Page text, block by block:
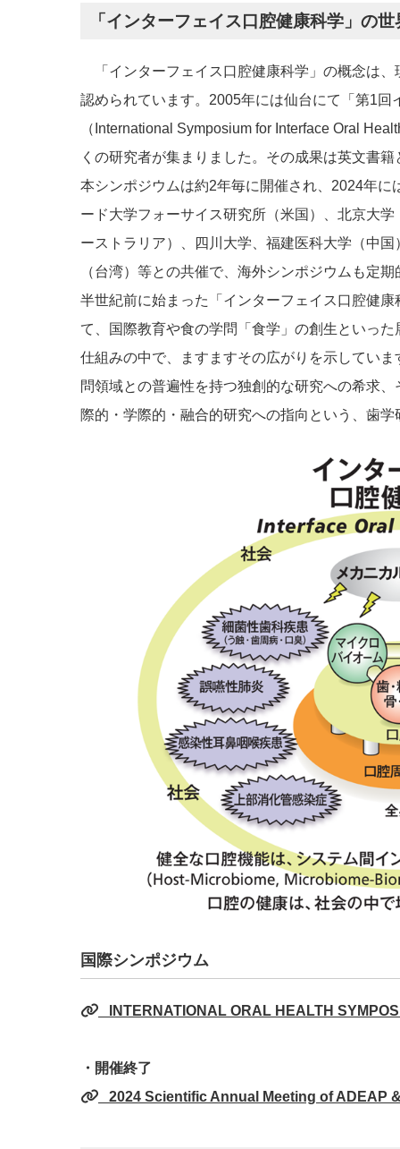
「インターフェイス口腔健康科学」の
「インターフェイス口腔健康科学」の概念は
認められています。2005年には仙台にて「第1
（International Symposium for Interface Oral
くの研究者が集まりました。その成果は英文書
本シンポジウムは約2年毎に開催され、2024年
ード大学フォーサイス研究所（米国）、北京大
ーストラリア）、四川大学、福建医科大学（中
（台湾）等との共催で、海外シンポジウムも定
半世紀前に始まった「インターフェイス口腔健
て、国際教育や食の学問「食学」の創生といっ
仕組みの中で、ますますその広がりを示してい
問領域との普遍性を持つ独創的な研究への希求
際的・学際的・融合的研究への指向という、歯
国際シンポジウム
INTERNATIONAL ORAL HEALTH
・開催終了
2024 Scientific Annual Meeting of ADEAP